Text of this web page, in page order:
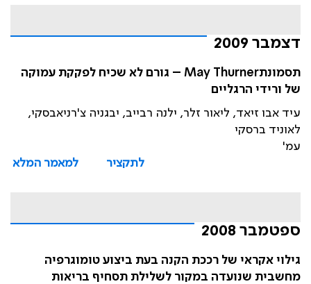
דצמבר 2009
תסמונתMay Thurner – גורם לא שכיח לפקקת עמוקה
של ורידי הרגליים
עיד אבו זיאד, ליאור זלר, ילנה רבייב, יבגניה צ'רניאבסקי,
לאוניד ברסקי
עמ'
לתקציר
למאמר המלא
ספטמבר 2008
גילוי אקראי של רככת הקנה בעת ביצוע טומוגרפיה
מחשבית שנועדה במקור לשלילת תסחיף בריאות